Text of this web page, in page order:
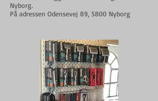
Nyborg.
På adressen Odensevej 89, 5800 Nyborg